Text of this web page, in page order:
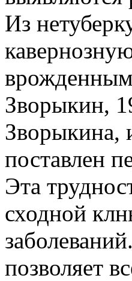
Из
Зворыкин,
Зворыкина,
поставлен
Эта
сходной
позволяет